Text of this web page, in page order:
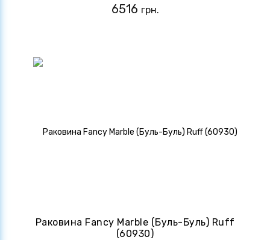
6516 грн.
Раковина Fancy Marble (Буль-Буль) Ruff
(60930)